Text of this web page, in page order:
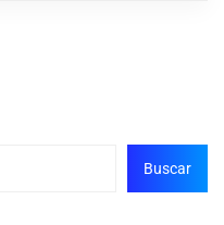
Buscar